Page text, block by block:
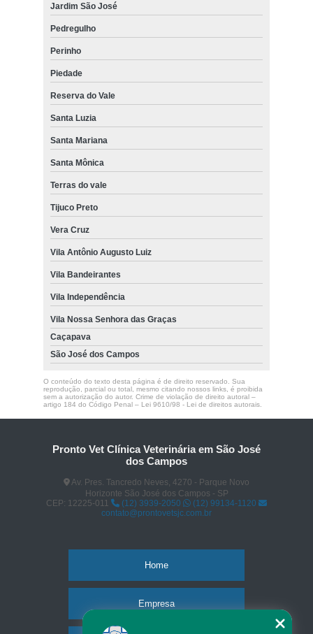
Jardim São José
Pedregulho
Perinho
Piedade
Reserva do Vale
Santa Luzia
Santa Mariana
Santa Mônica
Terras do vale
Tijuco Preto
Vera Cruz
Vila Antônio Augusto Luiz
Vila Bandeirantes
Vila Independência
Vila Nossa Senhora das Graças
Caçapava
São José dos Campos
O conteúdo do texto desta página é de direito reservado. Sua
reprodução, parcial ou total, mesmo citando nossos links, é proibida
sem a autorização do autor. Crime de violação de direito autoral –
artigo 184 do Código Penal – Lei 9610/98 - Lei de direitos autorais.
Pronto Vet Clínica Veterinária em São José
dos Campos
Av. Pres. Tancredo Neves, 4270 - Parque Novo
Horizonte São José dos Campos - SP
CEP: 12225-011
(12) 3939-2050
(12) 99134-1120
contato@prontovetsjc.com.br
Home
Empresa